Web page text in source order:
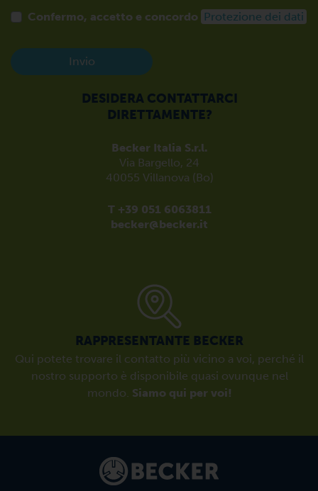
Confermo, accetto e concordo Protezione dei dati
Invio
DESIDERA CONTATTARCI
DIRETTAMENTE?
Becker Italia S.r.l.
Via Bargello, 24
40055 Villanova (Bo)
T +39 051 6063811
becker@becker.it
RAPPRESENTANTE BECKER
Qui potete trovare il contatto più vicino a voi, perché il
nostro supporto è disponibile quasi ovunque nel
mondo. Siamo qui per voi!